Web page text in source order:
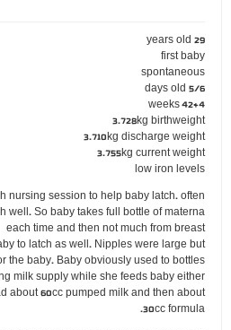
29 years old
first baby
spontaneous
5/6 days old
42+4 weeks
3.728kg birthweight
3.710kg discharge weight
3.755kg current weight
low iron levels
nursing session to help baby latch. often
well. So baby takes full bottle of materna
each time and then not much from breast
to latch as well. Nipples were large but
the baby. Baby obviously used to bottles.
milk supply while she feeds baby either
about 60cc pumped milk and then about
30cc formula.